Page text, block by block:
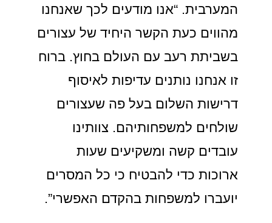
המערבית. “אנו מודעים לכך שאנחנו
מהווים כעת הקשר היחיד של עצורים
בשביתת רעב עם העולם בחוץ. ברוח
זו אנחנו נותנים עדיפות לאיסוף
דרישות השלום בעל פה שעצורים
שולחים למשפחותיהם. צוותינו
עובדים קשה ומשקיעים שעות
ארוכות כדי להבטיח כי כל המסרים
יועברו למשפחות בהקדם האפשרי”.